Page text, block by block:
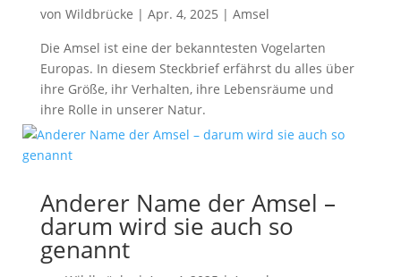
von Wildbrücke | Apr. 4, 2025 | Amsel
Die Amsel ist eine der bekanntesten Vogelarten
Europas. In diesem Steckbrief erfährst du alles über
ihre Größe, ihr Verhalten, ihre Lebensräume und
ihre Rolle in unserer Natur.
Anderer Name der Amsel –
darum wird sie auch so
genannt